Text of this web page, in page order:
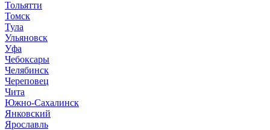
Тольятти
Томск
Тула
Ульяновск
Уфа
Чебоксары
Челябинск
Череповец
Чита
Южно-Сахалинск
Янковский
Ярославль